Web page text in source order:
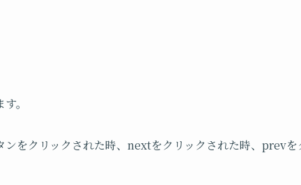
。
ンをクリックされた時、nextをクリックされた時、prev